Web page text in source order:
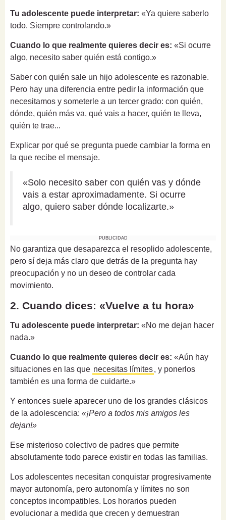
Tu adolescente puede interpretar: «Ya quiere saberlo
todo. Siempre controlando.»
Cuando lo que realmente quieres decir es: «Si ocurre
algo, necesito saber quién está contigo.»
Saber con quién sale un hijo adolescente es razonable.
Pero hay una diferencia entre pedir la información que
necesitamos y someterle a un tercer grado: con quién,
dónde, quién más va, qué vais a hacer, quién te lleva,
quién te trae...
Explicar por qué se pregunta puede cambiar la forma en
la que recibe el mensaje.
«Solo necesito saber con quién vas y dónde
vais a estar aproximadamente. Si ocurre
algo, quiero saber dónde localizarte.»
PUBLICIDAD
No garantiza que desaparezca el resoplido adolescente,
pero sí deja más claro que detrás de la pregunta hay
preocupación y no un deseo de controlar cada
movimiento.
2. Cuando dices: «Vuelve a tu hora»
Tu adolescente puede interpretar: «No me dejan hacer
nada.»
Cuando lo que realmente quieres decir es: «Aún hay
situaciones en las que necesitas límites, y ponerlos
también es una forma de cuidarte.»
Y entonces suele aparecer uno de los grandes clásicos
de la adolescencia: «¡Pero a todos mis amigos les
dejan!»
Ese misterioso colectivo de padres que permite
absolutamente todo parece existir en todas las familias.
Los adolescentes necesitan conquistar progresivamente
mayor autonomía, pero autonomía y límites no son
conceptos incompatibles. Los horarios pueden
evolucionar a medida que crecen y demuestran